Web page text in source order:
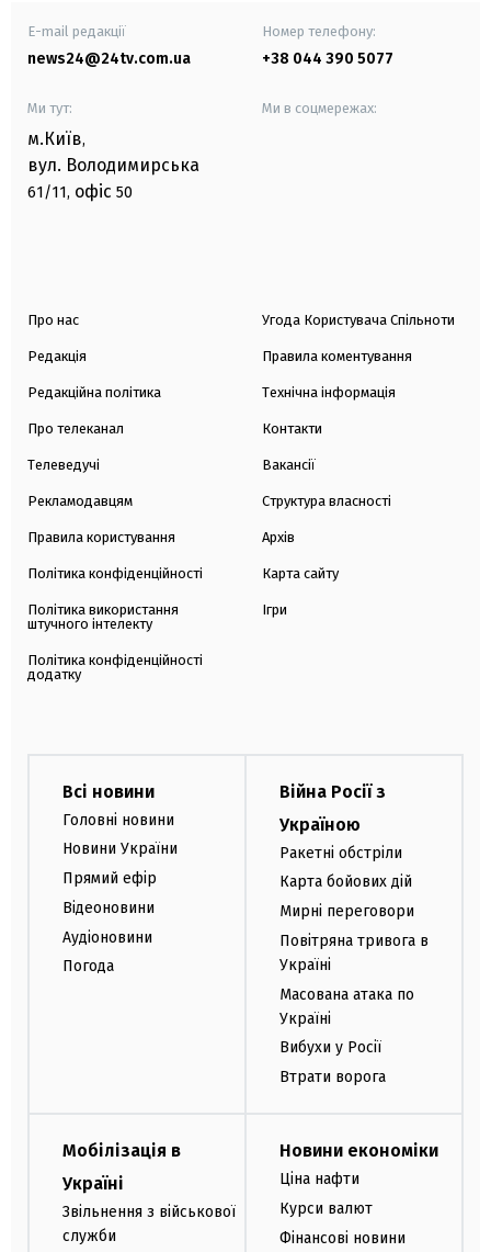
E-mail редакції
news24@24tv.com.ua
Номер телефону:
+38 044 390 5077
Ми тут:
м.Київ,
вул. Володимирська
61/11, офіс 50
Ми в соцмережах:
Про нас
Редакція
Редакційна політика
Про телеканал
Телеведучі
Рекламодавцям
Правила користування
Політика конфіденційності
Політика використання
штучного інтелекту
Політика конфіденційності
додатку
Угода Користувача Спільноти
Правила коментування
Технічна інформація
Контакти
Вакансії
Структура власності
Архів
Карта сайту
Ігри
Всі новини
Головні новини
Новини України
Прямий ефір
Відеоновини
Аудіоновини
Погода
Війна Росії з
Україною
Ракетні обстріли
Карта бойових дій
Мирні переговори
Повітряна тривога в
Україні
Масована атака по
Україні
Вибухи у Росії
Втрати ворога
Мобілізація в
Україні
Звільнення з військової
служби
Новини економіки
Ціна нафти
Курси валют
Фінансові новини